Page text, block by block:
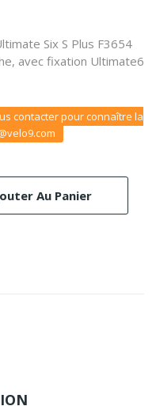
Six S Plus F3654
avec fixation Ultimate6
contacter pour connaître la
Au Panier